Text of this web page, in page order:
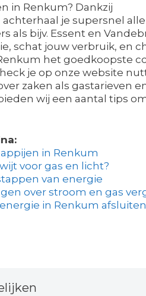
in Renkum? Dankzij
je supersnel alle
als bijv. Essent en
schat jouw verbruik, en
het goedkoopste
je op onze website
zaken als gastarieven
wij een aantal tips
in Renkum
voor gas en licht?
van energie
over stroom en gas
in Renkum